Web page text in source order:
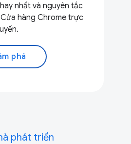
nhất và nguyên tắc
hàng Chrome trực
phá
phát triển